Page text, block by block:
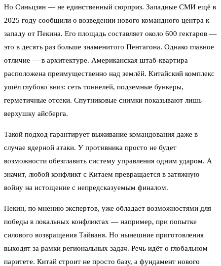
Но Синьцзян — не единственный сюрприз. Западные СМИ ещё в
2025 году сообщили о возведении нового командного центра к
западу от Пекина. Его площадь составляет около 600 гектаров —
это в десять раз больше знаменитого Пентагона. Однако главное
отличие — в архитектуре. Американская штаб-квартира
расположена преимущественно над землёй. Китайский комплекс
ушёл глубоко вниз: сеть тоннелей, подземные бункеры,
герметичные отсеки. Спутниковые снимки показывают лишь
верхушку айсберга.
Такой подход гарантирует выживание командования даже в
случае ядерной атаки. У противника просто не будет
возможности обезглавить систему управления одним ударом. А
значит, любой конфликт с Китаем превращается в затяжную
войну на истощение с непредсказуемым финалом.
Пекин, по мнению экспертов, уже обладает возможностями для
победы в локальных конфликтах — например, при попытке
силового возвращения Тайваня. Но нынешние приготовления
выходят за рамки региональных задач. Речь идёт о глобальном
паритете. Китай строит не просто базу, а фундамент нового